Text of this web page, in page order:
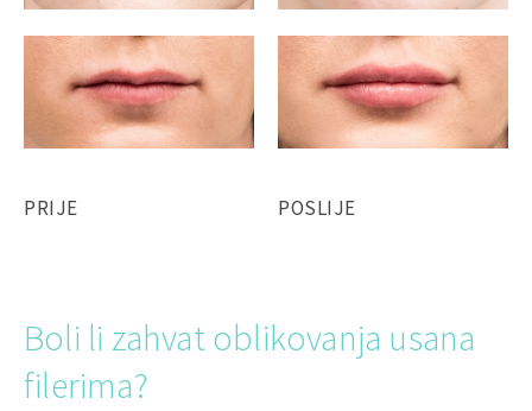
PRIJE POSLIJE
Boli li zahvat oblikovanja usana
filerima?